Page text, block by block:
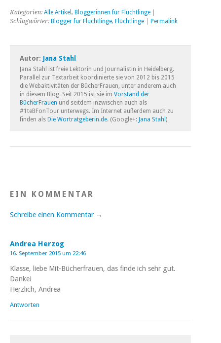
Kategorien: Alle Artikel , Bloggerinnen für Flüchtlinge
Schlagwörter: Blogger für Flüchtlinge, Flüchtlinge Permalink
Autor: Jana Stahl
Jana Stahl ist freie Lektorin und Journalistin in Heidelberg.
Parallel zur Textarbeit koordinierte sie von 2012 bis 2015
die Webaktivitäten der BücherFrauen, unter anderem auch
in diesem Blog. Seit 2015 ist sie im Vorstand der
BücherFrauen und seitdem inzwischen auch als
#1teBFonTour unterwegs. Im Internet außerdem auch zu
finden als Die Wortratgeberin.de. (Google+: Jana Stahl )
EIN KOMMENTAR
Schreibe einen Kommentar →
Andrea Herzog
16. September 2015 um 22:46
Klasse, liebe Mit-Bücherfrauen, das finde ich sehr gut.
Danke!
Herzlich, Andrea
Antworten